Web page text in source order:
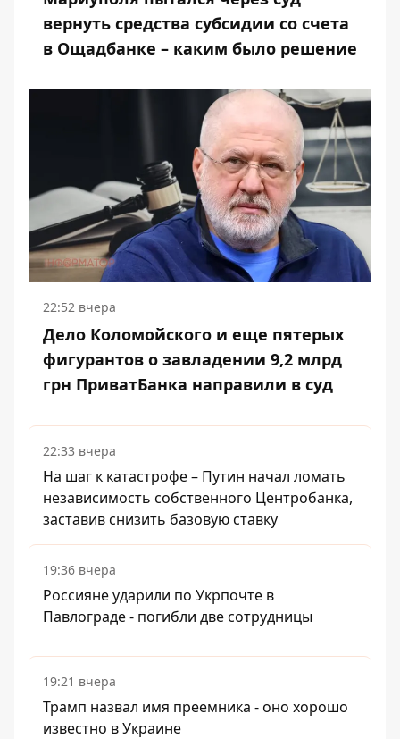
вернуть средства субсидии со счета
в Ощадбанке – каким было решение
22:52 вчера
Дело Коломойского и еще пятерых
фигурантов о завладении 9,2 млрд
грн ПриватБанка направили в суд
22:33 вчера
На шаг к катастрофе – Путин начал ломать
независимость собственного Центробанка,
заставив снизить базовую ставку
19:36 вчера
Россияне ударили по Укрпочте в
Павлограде - погибли две сотрудницы
19:21 вчера
Трамп назвал имя преемника - оно хорошо
известно в Украине